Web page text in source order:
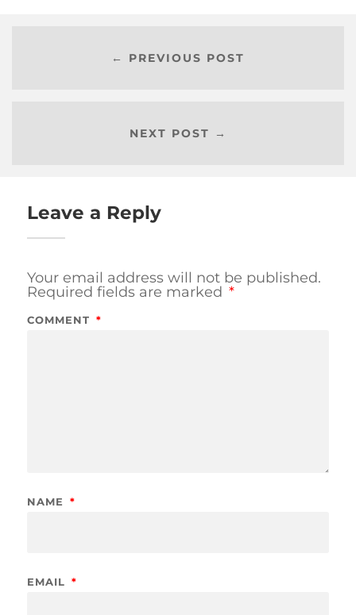
← PREVIOUS POST
NEXT POST →
Leave a Reply
Your email address will not be published.
Required fields are marked *
COMMENT *
NAME *
EMAIL *